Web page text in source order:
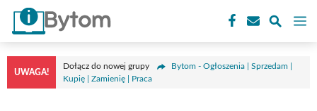
Przejdź
treści
UWAGA!
Dołącz do nowej grupy
Bytom - Ogłoszenia | Sprzedam |
Kupię | Zamienię | Praca